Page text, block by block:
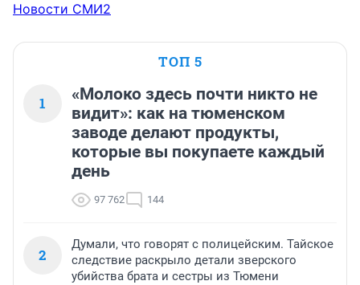
Новости СМИ2
ТОП 5
1
«Молоко здесь почти никто не
видит»: как на тюменском
заводе делают продукты,
которые вы покупаете каждый
день
97 762 144
2
Думали, что говорят с полицейским. Тайское
следствие раскрыло детали зверского
убийства брата и сестры из Тюмени